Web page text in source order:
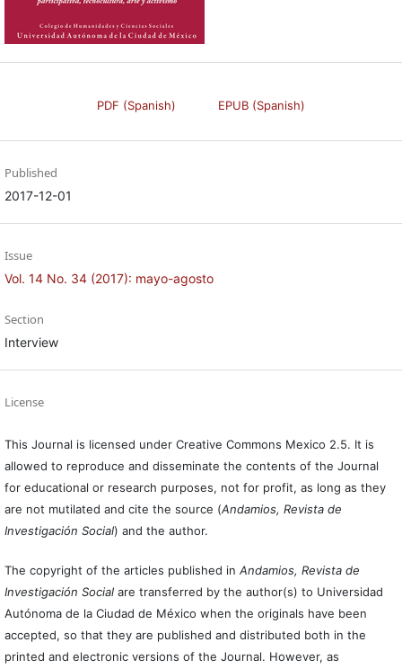
PDF (Spanish) EPUB (Spanish)
Published
2017-12-01
Issue
Vol. 14 No. 34 (2017): mayo-agosto
Section
Interview
License
This Journal is licensed under Creative Commons Mexico 2.5. It is
allowed to reproduce and disseminate the contents of the Journal
for educational or research purposes, not for profit, as long as they
are not mutilated and cite the source (Andamios, Revista de
Investigación Social) and the author.
The copyright of the articles published in Andamios, Revista de
Investigación Socialare transferred by the author(s) to Universidad
Autónoma de la Ciudad de México when the originals have been
accepted, so that they are published and distributed both in the
printed and electronic versions of the Journal. However, as